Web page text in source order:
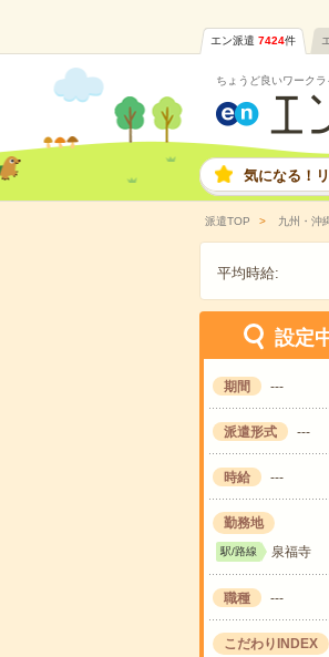
エン派遣 7424件
ちょうど良いワーク
気になる！
派遣TOP 九州・沖
平均時給:
設定
期間 ---
派遣形式 ---
時給 ---
勤務地
駅/路線 泉福寺
職種 ---
こだわりINDEX